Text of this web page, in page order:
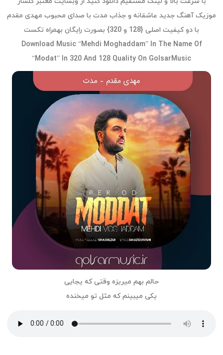
موزیک آهنگ جدید عاشقانه و جذاب مدت با صدای محبوب مهدی مقدم
با دو کیفیت اصلی {128 و 320} بصورت رایگان بهمراه تکست
Download Music “Mehdi Moghaddam” In The Name Of
“Modat” In 320 And 128 Quality On GolsarMusic
حالم بهم میریزه وقتی که یجایی
یکی میبینم که مثل تو میخنده